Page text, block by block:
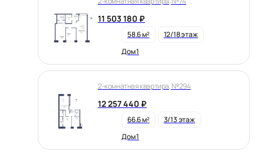
11 503 180 ₽
58.6 м²
12/18 этаж
Дом 1
2-комнатная квартира, №294
12 257 440 ₽
66.6 м²
3/13 этаж
Дом 1